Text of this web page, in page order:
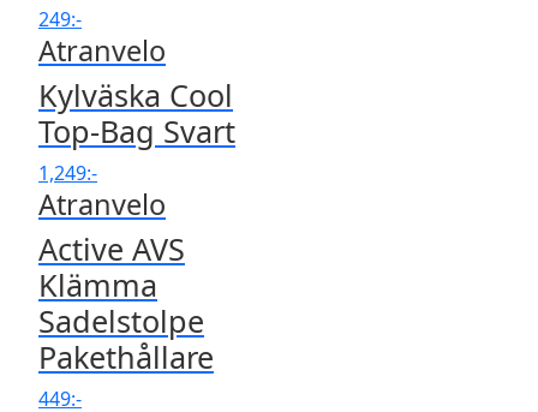
249:-
Atranvelo
Kylväska Cool
Top-Bag Svart
1,249:-
Atranvelo
Active AVS
Klämma
Sadelstolpe
Pakethållare
449:-